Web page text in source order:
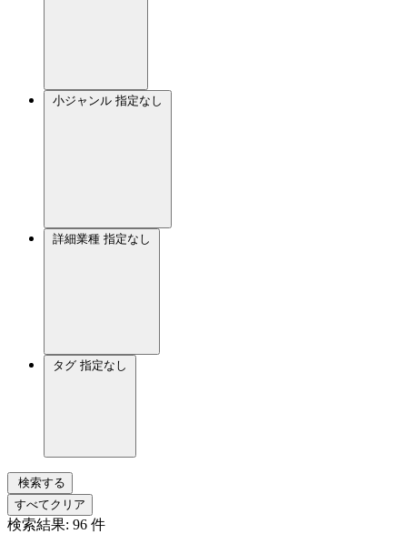
小ジャンル 指定なし
詳細業種 指定なし
タグ 指定なし
検索する
すべてクリア
検索結果: 96 件